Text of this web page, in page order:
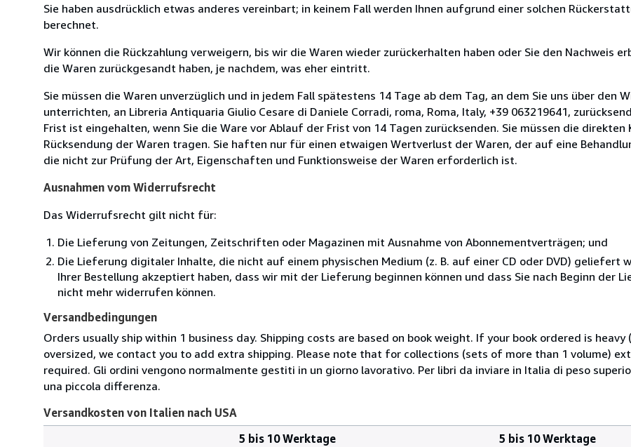
Sie haben ausdrücklich etwas anderes vereinbart; in keinem Fall werden Ihnen aufgrund einer solchen
berechnet.
Wir können die Rückzahlung verweigern, bis wir die Waren wieder zurückerhalten haben oder Sie den Nachweis
die Waren zurückgesandt haben, je nachdem, was eher eintritt.
Sie müssen die Waren unverzüglich und in jedem Fall spätestens 14 Tage ab dem Tag, an dem Sie uns über den
unterrichten, an Libreria Antiquaria Giulio Cesare di Daniele Corradi, roma, Roma, Italy, +39 063219641,
Frist ist eingehalten, wenn Sie die Ware vor Ablauf der Frist von 14 Tagen zurücksenden. Sie müssen die direkten
Rücksendung der Waren tragen. Sie haften nur für einen etwaigen Wertverlust der Waren, der auf eine
die nicht zur Prüfung der Art, Eigenschaften und Funktionsweise der Waren erforderlich ist.
Ausnahmen vom Widerrufsrecht
Das Widerrufsrecht gilt nicht für:
Die Lieferung von Zeitungen, Zeitschriften oder Magazinen mit Ausnahme von Abonnementverträgen; und
Die Lieferung digitaler Inhalte, die nicht auf einem physischen Medium (z. B. auf einer CD oder DVD) geliefert
Ihrer Bestellung akzeptiert haben, dass wir mit der Lieferung beginnen können und dass Sie nach Beginn der
nicht mehr widerrufen können.
Versandbedingungen
Orders usually ship within 1 business day. Shipping costs are based on book weight. If your book ordered is heavy
oversized, we contact you to add extra shipping. Please note that for collections (sets of more than 1 volume)
required. Gli ordini vengono normalmente gestiti in un giorno lavorativo. Per libri da inviare in Italia di peso
una piccola differenza.
Versandkosten von Italien nach USA
5 bis 10 Werktage
5 bis 10 Werktage